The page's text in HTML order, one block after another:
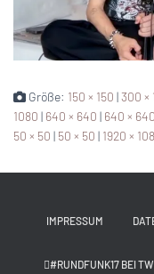
Größe: 150 × 150 |300 ×
1080 | 640 × 640 | 640 × 640
50 × 50 | 50 × 50 | 1920 ×
IMPRESSUM
#RUNDFUNK17 BEI